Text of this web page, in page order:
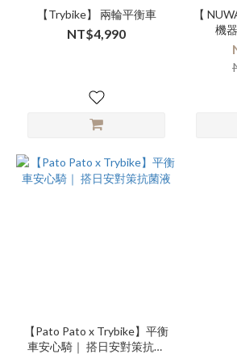
【Trybike】 兩輪平衡車
NT$4,990
【
機
【Pato Pato x Trybike】平衡
車安心騎｜ 搭日安對策抗菌